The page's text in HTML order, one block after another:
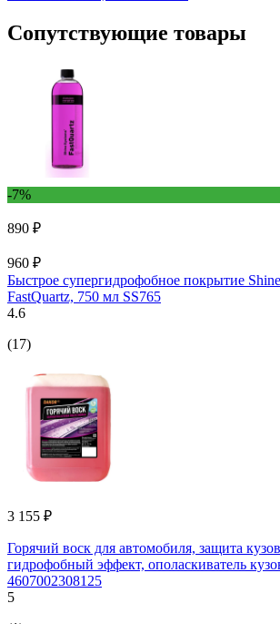
Сопутствующие товары
-7%
890 ₽
960 ₽
Быстрое супергидрофобное покрытие
FastQuartz, 750 мл SS765
4.6
(17)
3 155 ₽
Горячий воск для автомобиля, защита
гидрофобный эффект, ополаскиватель
4607002308125
5